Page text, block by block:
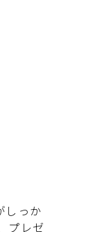
しっか
プレゼ